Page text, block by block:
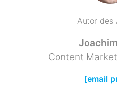
Autor des
Content
[email